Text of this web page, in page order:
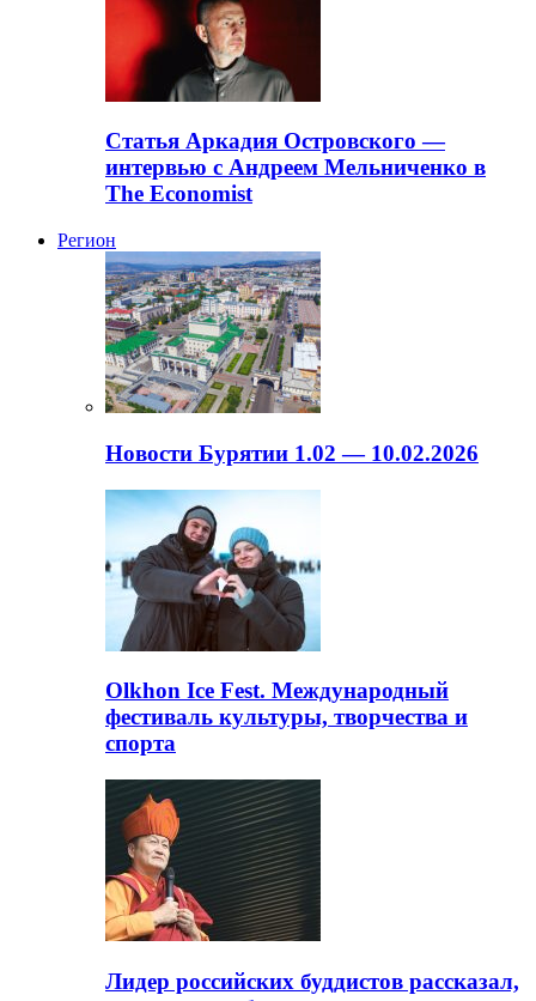
Статья Аркадия Островского —
интервью с Андреем Мельниченко в
The Economist
Регион
Новости Бурятии 1.02 — 10.02.2026
Olkhon Ice Fest. Международный
фестиваль культуры, творчества и
спорта
Лидер российских буддистов рассказал,